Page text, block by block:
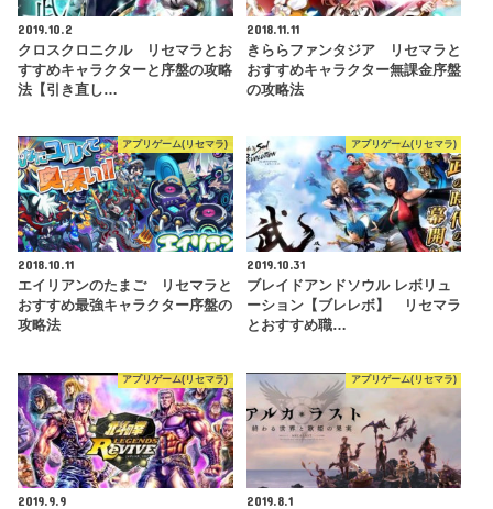
2019.10.2
クロスクロニクル リセマラとお
すすめキャラクターと序盤の攻略
法【引き直し…
2018.11.11
きららファンタジア リセマラと
おすすめキャラクター無課金序盤
の攻略法
アプリゲーム(リセマラ)
2018.10.11
エイリアンのたまご リセマラと
おすすめ最強キャラクター序盤の
攻略法
アプリゲーム(リセマラ)
2019.10.31
ブレイドアンドソウル レボリュ
ーション【ブレレボ】 リセマラ
とおすすめ職…
アプリゲーム(リセマラ)
2019.9.9
アプリゲーム(リセマラ)
2019.8.1